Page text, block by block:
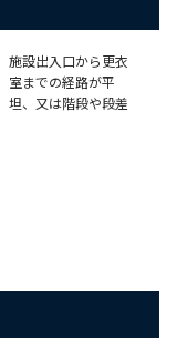
施設出入口から更衣
室までの経路が平
坦、又は階段や段差